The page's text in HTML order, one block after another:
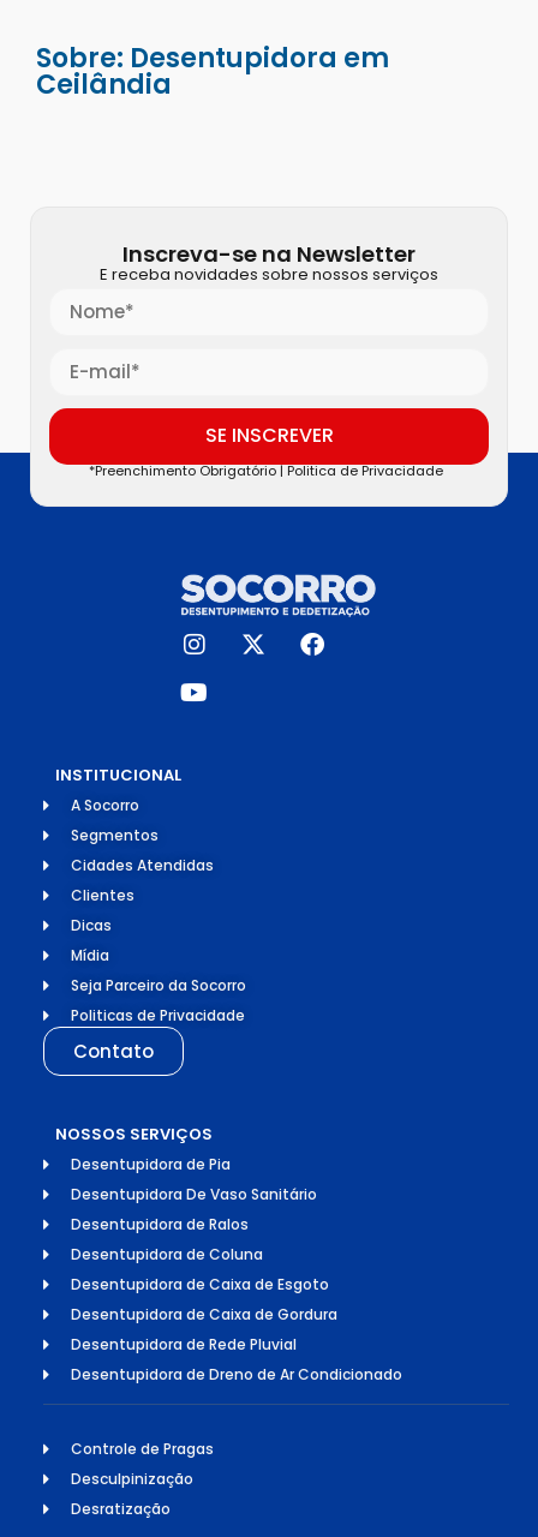
Sobre: Desentupidora em
Ceilândia
Inscreva-se na Newsletter
E receba novidades sobre nossos serviços
SE INSCREVER
*Preenchimento Obrigatório |Politica de Privacidade
INSTITUCIONAL
A Socorro
Segmentos
Cidades Atendidas
Clientes
Dicas
Mídia
Seja Parceiro da Socorro
Politicas de Privacidade
Contato
NOSSOS SERVIÇOS
Desentupidora de Pia
Desentupidora De Vaso Sanitário
Desentupidora de Ralos
Desentupidora de Coluna
Desentupidora de Caixa de Esgoto
Desentupidora de Caixa de Gordura
Desentupidora de Rede Pluvial
Desentupidora de Dreno de Ar Condicionado
Controle de Pragas
Desculpinização
Desratização